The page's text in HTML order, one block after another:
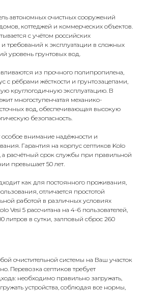
автономных очистных сооружений
коттеджей и коммерческих объектов.
с учётом российских
требований к эксплуатации в сложных
уровень грунтовых вод.
из прочного полипропилена,
с рёбрами жёсткости и грунтозацепами,
круглогодичную эксплуатацию. В
многоступенчатая механико-
вод, обеспечивающая высокую
безопасность.
внимание надёжности и
Гарантия на корпус септиков Kolo
а расчётный срок службы при правильной
превышает 50 лет.
как для постоянного проживания,
отличается простотой
работой в различных условиях
Vesi 5 рассчитана на 4-6 пользователей,
литров в сутки, залповый сброс 260
очистительной системы на Ваш участок
Перевозка септиков требует
необходимо правильно загружать,
устройства, соблюдая все нормы,